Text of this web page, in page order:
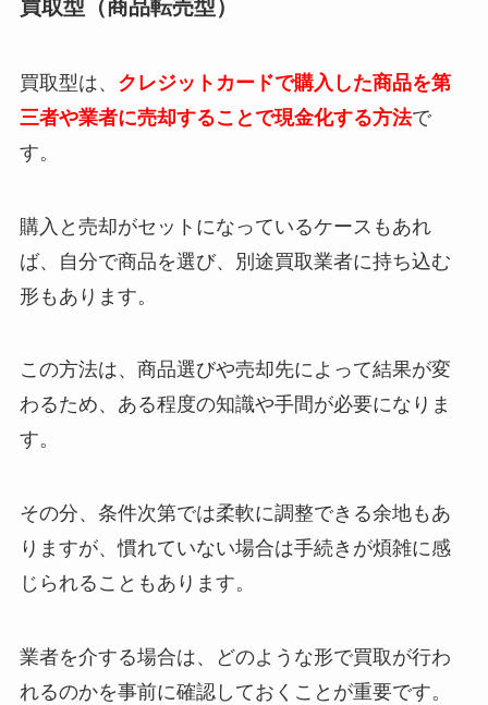
買取型（商品転売型）
買取型は、 クレジットカードで購入した商品を第
三者や業者に売却することで現金化する方法で
す。
購入と売却がセットになっているケースもあれ
ば、自分で商品を選び、別途買取業者に持ち込む
形もあります。
この方法は、商品選びや売却先によって結果が変
わるため、ある程度の知識や手間が必要になりま
す。
その分、条件次第では柔軟に調整できる余地もあ
りますが、慣れていない場合は手続きが煩雑に感
じられることもあります。
業者を介する場合は、どのような形で買取が行わ
れるのかを事前に確認しておくことが重要です。